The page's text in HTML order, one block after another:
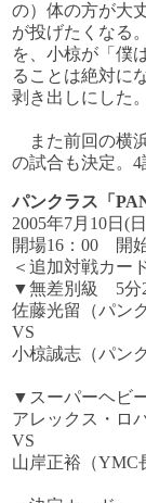
の）体の方が大
が投げたくなる
を、小椋が「僕
ることは絶対に
剥き出しにした
また前回の横
の試合も決定。
パンクラス「
2005年7月10日(
開場16：00 開
＜追加対戦カー
▼無差別級 5分
佐藤光留（パン
VS
小椋誠志（パン
▼スーパーヘビ
アレックス・ロ
VS
山岸正裕（YMC